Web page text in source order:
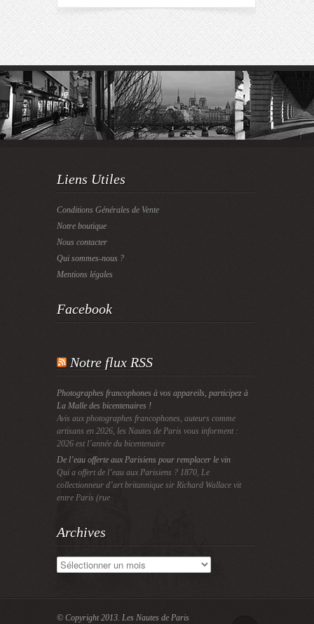
Liens Utiles
Conditions Générales de Vente
Notre boutique
Nous contacter
Qui sommes-nous ?
Mentions légales
Facebook
Notre flux RSS
Photographes francophones à vos appareils, participez à
La Malle des bicentenaires !
Avis aux photographes francophones, auteurs comme
artisans en 2026, les Nautes de Paris vous informent :
2026 est l’année du bicentenaire
De l’eau offerte aux Parisiens pour remplacer le vin
Qui a offert de l’eau aux Parisiens ? 1870, Le
collectionneur d’art britannique sir Richard Wallace vit
entre Paris (rue
Archives
Archives
© Copyright 2013. Les Nautes de Paris